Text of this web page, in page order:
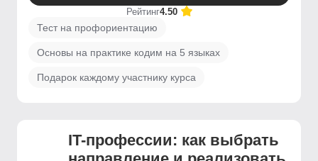
Рейтинг4.50
Тест на профориентацию
Основы на практике кодим на 5 языках
Подарок каждому участнику курса
IT-профессии: как выбрать